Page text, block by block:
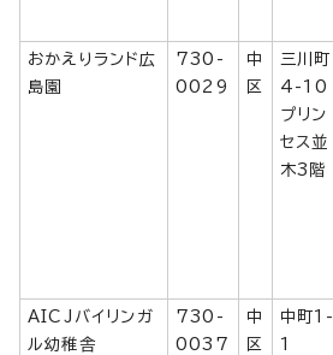
おかえりランド広
島園
730-
0029
中
区
三川町
4-10
プリン
セス並
木3階
AICJバイリンガ
ル幼稚舎
730-
0037
中
区
中町1-
1